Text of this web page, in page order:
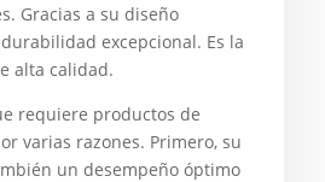
Gracias a su diseño
excepcional. Es la
alta calidad.
requiere productos de
varias razones. Primero, su
un desempeño óptimo